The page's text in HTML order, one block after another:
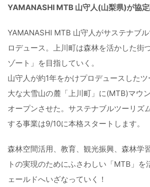
YAMANASHI MTB 山守人(山梨県)が協定
YAMANASHI MTB 山守人がサステナブ
ロデュース。上川町は森林を活かした街
ゾート」を目指していく。
山守人が約1年をかけプロデュースした
大な大雪山の麓「上川町」に(MTB)マウ
オープンさせた。サステナブルツーリズ
する事業は9/10に本格スタートします。
森林空間活用、教育、観光振興、森林学
トの実現のためにふさわしい「MTB」を
ェールドへいざなっていく！